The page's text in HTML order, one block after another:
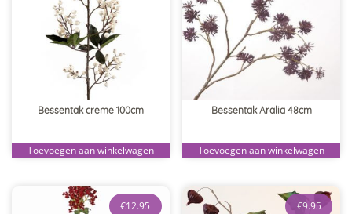
Bessentak creme 100cm
Toevoegen aan winkelwagen
Bessentak Aralia 48cm
Toevoegen aan winkelwagen
€12.95 €9.95